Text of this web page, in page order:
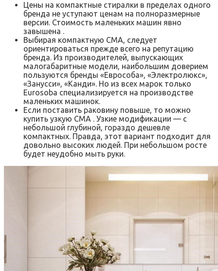
Цены на компактные стиралки в пределах одного
бренда не уступают ценам на полноразмерные
версии. Стоимость маленьких машин явно
завышена .
Выбирая компактную СМА, следует
ориентироваться прежде всего на репутацию
бренда. Из производителей, выпускающих
малогабаритные модели, наибольшим доверием
пользуются бренды «Еврособа», «Электролюкс»,
«Занусси», «Канди». Но из всех марок только
Eurosoba специализируется на производстве
маленьких машинок.
Если поставить раковину повыше, то можно
купить узкую СМА . Узкие модификации — с
небольшой глубиной, гораздо дешевле
компактных. Правда, этот вариант подходит для
довольно высоких людей. При небольшом росте
будет неудобно мыть руки.